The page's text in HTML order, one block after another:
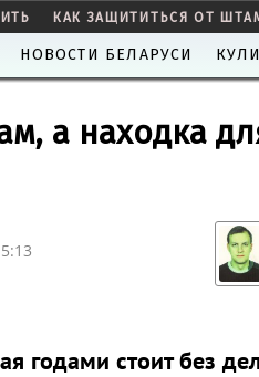
КАК ЗАЩИТИТЬСЯ ОТ
НОВОСТИ БЕЛАРУСИ
а находка
годами стоит без